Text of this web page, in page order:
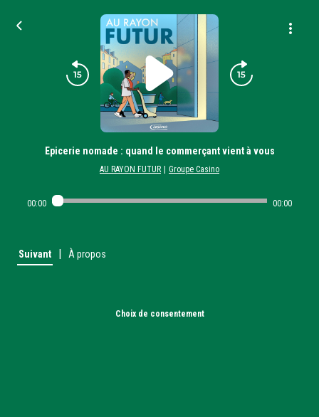
Epicerie nomade : quand le commerçant vient à vous
AU RAYON FUTUR Groupe Casino
00:00 00:00
Suivant | À propos
Choix de consentement